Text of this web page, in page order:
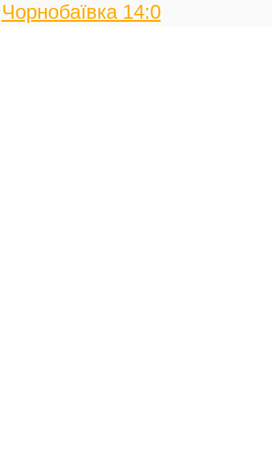
Чорнобаївка 14:0